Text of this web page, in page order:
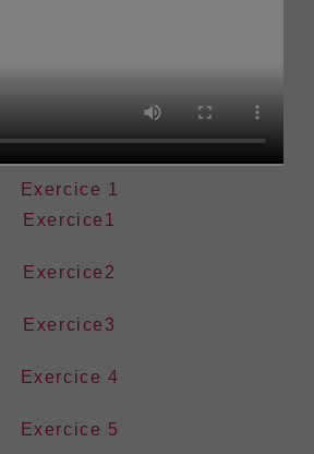
Exercice 1
Exercice 1
Exercice2
Exercice3
Exercice 4
Exercice 5